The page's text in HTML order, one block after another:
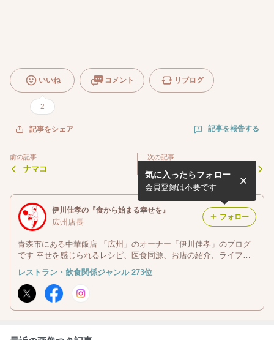
いいね
2
コメント リブログ
記事をシェア 記事を報告する
前の記事
ナマコ
次の記事
回鍋肉（ホイコウロウ）が橋
本店ランチで再開
伊川佳孝の『食から始まる幸せを』
広州店長
青森市にある中華飯店 「広州」のオーナー「伊川佳孝」のブログ
です 幸せを感じられるレシピ、医食同源、お店の紹介、ライフハ
気に入ったらフォロー
会員登録は不要です
フォロー
レストラン・飲食関係ジャンル 273位